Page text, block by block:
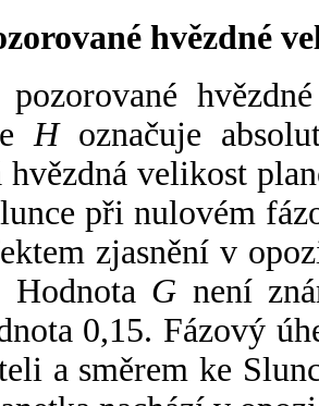
hvězdné
Hoznačuje
hvězdná velikost
při nulovém
zjasnění v
G není
0,15. Fázový
a směrem ke